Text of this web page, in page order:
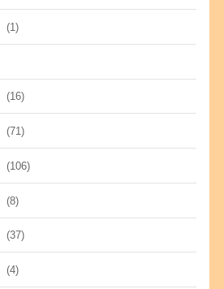
(1)
(16)
(71)
(106)
(8)
(37)
(4)